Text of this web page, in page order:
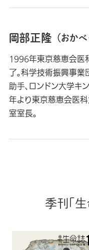
岡部正隆 （おかべ
1996年東京慈恵会医
了。科学技術振興事業
助手、ロンドン大学キ
年より東京慈恵会医
室室長。
季刊「